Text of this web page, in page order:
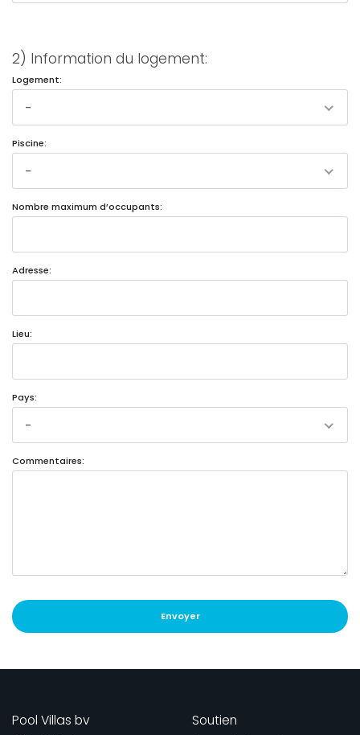
2) Information du logement:
Logement:
-
Piscine:
-
Nombre maximum d’occupants:
Adresse:
Lieu:
Pays:
-
Commentaires:
Envoyer
Pool Villas bv Soutien